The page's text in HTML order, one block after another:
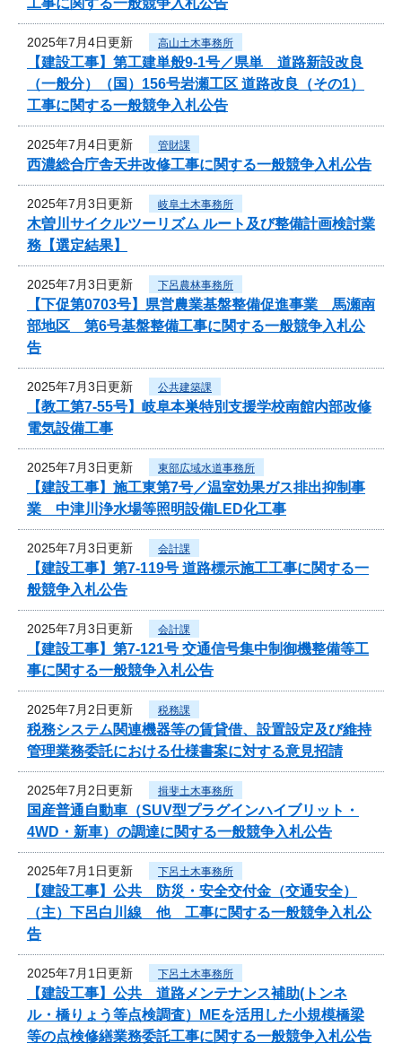
2025年7月4日更新 高山土木事務所
【建設工事】第工建単般9-1号／県単 道路新設改良
（一般分）（国）156号岩瀬工区 道路改良（その1）
工事に関する一般競争入札公告
2025年7月4日更新 管財課
西濃総合庁舎天井改修工事に関する一般競争入札公告
2025年7月3日更新 岐阜土木事務所
木曽川サイクルツーリズム ルート及び整備計画検討業
務【選定結果】
2025年7月3日更新 下呂農林事務所
【下促第0703号】県営農業基盤整備促進事業 馬瀬南
部地区 第6号基盤整備工事に関する一般競争入札公
告
2025年7月3日更新 公共建築課
【教工第7-55号】岐阜本巣特別支援学校南館内部改修
電気設備工事
2025年7月3日更新 東部広域水道事務所
【建設工事】施工東第7号／温室効果ガス排出抑制事
業 中津川浄水場等照明設備LED化工事
2025年7月3日更新 会計課
【建設工事】第7-119号 道路標示施工工事に関する一
般競争入札公告
2025年7月3日更新 会計課
【建設工事】第7-121号 交通信号集中制御機整備等工
事に関する一般競争入札公告
2025年7月2日更新 税務課
税務システム関連機器等の賃貸借、設置設定及び維持
管理業務委託における仕様書案に対する意見招請
2025年7月2日更新 揖斐土木事務所
国産普通自動車（SUV型プラグインハイブリット・
4WD・新車）の調達に関する一般競争入札公告
2025年7月1日更新 下呂土木事務所
【建設工事】公共 防災・安全交付金（交通安全）
（主）下呂白川線 他 工事に関する一般競争入札公
告
2025年7月1日更新 下呂土木事務所
【建設工事】公共 道路メンテナンス補助(トンネ
ル・橋りょう等点検調査）MEを活用した小規模橋梁
等の点検修繕業務委託工事に関する一般競争入札公告